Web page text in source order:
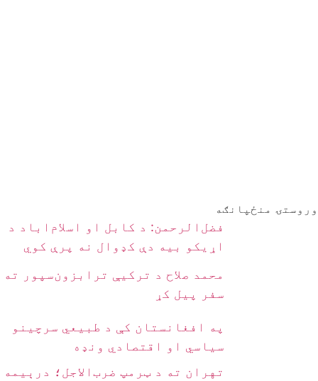
وروستۍ منځپانګه
فضل‌الرحمن: د کابل او اسلام‌اباد د
اړیکو بیه دې کډوال نه پرې کوي
محمد صلاح د ترکیې ترابزون‌سپور ته
سفر پیل کړ
په افغانستان کې د طبیعي سرچینو
سیاسي او اقتصادي ونډه
تهران ته د ټرمپ ضرب‌الاجل؛ درېیمه